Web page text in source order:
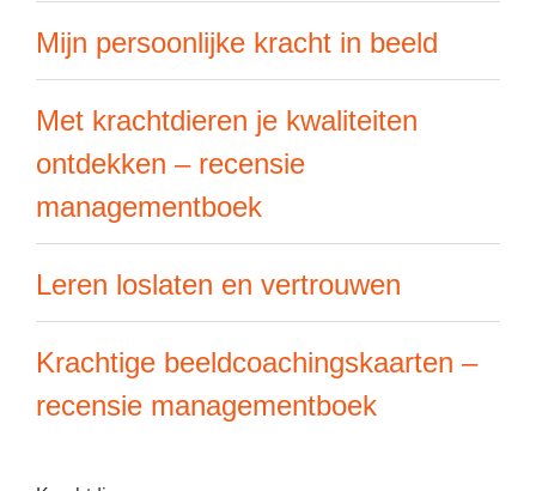
Mijn persoonlijke kracht in beeld
Met krachtdieren je kwaliteiten
ontdekken – recensie
managementboek
Leren loslaten en vertrouwen
Krachtige beeldcoachingskaarten –
recensie managementboek